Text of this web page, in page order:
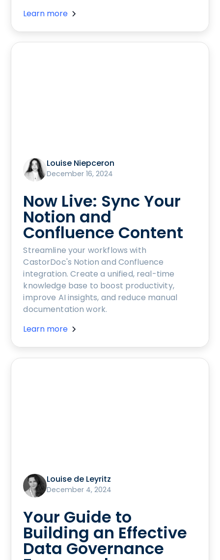
Learn more
Louise Niepceron
December 16, 2024
Now Live: Sync Your
Notion and
Confluence Content
Streamline your workflows with
CastorDoc's Notion and Confluence
integration. Create a unified, real-time
knowledge base to boost productivity,
improve AI insights, and reduce manual
documentation work.
Learn more
Louise de Leyritz
December 4, 2024
Your Guide to
Building an Effective
Data Governance